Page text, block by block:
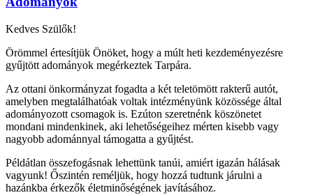
Kedves Szülők!
Örömmel értesítjük Önöket, hogy a múlt heti kezdeményezésre
gyűjtött adományok megérkeztek Tarpára.
Az ottani önkormányzat fogadta a két teletömött rakterű autót,
amelyben megtalálhatóak voltak intézményünk közössége által
adományozott csomagok is. Ezúton szeretnénk köszönetet
mondani mindenkinek, aki lehetőségeihez mérten kisebb vagy
nagyobb adománnyal támogatta a gyűjtést.
Példátlan összefogásnak lehettünk tanúi, amiért igazán hálásak
vagyunk! Őszintén reméljük, hogy hozzá tudtunk járulni a
hazánkba érkezők életminőségének javításához.